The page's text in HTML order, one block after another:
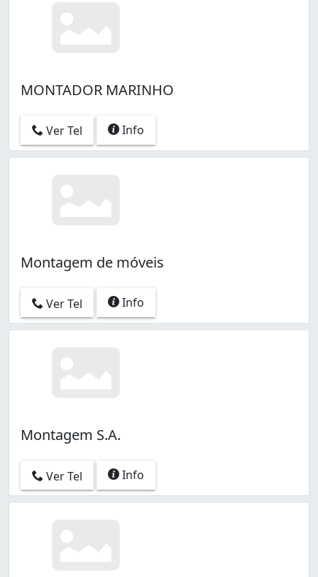
MONTADOR MARINHO
Ver Tel Info
Montagem de móveis
Ver Tel Info
Montagem S.A.
Ver Tel Info